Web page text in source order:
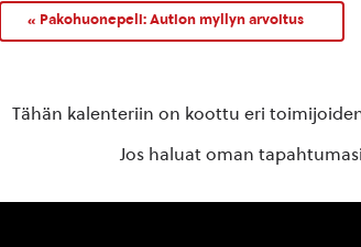
« Pakohuonepeli: Aution myllyn arvoitus
Tähän kalenteriin on koottu eri
Jos haluat oman